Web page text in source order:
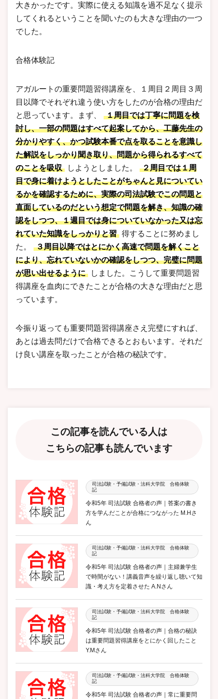
大きかったです。実際に使える知識を過不足なく提示
してくれるということを聞いたのも大きな理由の一つ
でした。
合格体験記
アガルートの重要問題習得講座を、１周目２周目３周
目以降でそれぞれ違う使い方をしたのが合格の理由だ
と思っています。まず、
１周目では丁寧に問題を検
討し、一部の問題はすべて起案してから、工藤先生の
分かりやすく、かつ試験本番で点を取ることを意識し
た解説をしっかり聞き取り、問題から得られるすべて
のことを吸収
しようとしました。
２周目では１周
目で身に着けようとしたことがちゃんと見についてい
るかを確認するために、実際の司法試験でこの問題と
直面しているのだという想定で問題を解き、知識の確
認をしつつ、１週目では身についていなかった又は忘
れていた知識をしっかりと習 得することに努めまし
た。
３周目以降ではとにかく高速で問題を解くこと
により、忘れていないかの確認をしつつ、完璧に問題
が思い出せるように
しました。こうして重要問題習
得講座を血肉にできたことが合格の大きな理由だと思
っています。
今振り返っても重要問題習得講座さえ完璧にすれば、
あとは過去問だけで合格できるとおもいます。それだ
け良い講座を取ったことが合格の秘訣です。
この記事を読んでいる人は
こちらの記事も読んでいます
司法試験・予備試験・法科大学院 合格体験
記
令和5年 司法試験 合格者の声｜答案の書き
方を学んだことが合格につながった M.Hさ
ん
司法試験・予備試験・法科大学院 合格体験
記
令和5年 司法試験 合格者の声｜主婦兼学生
で時間がない！講義音声を繰り返し聴いて知
識・考え方を定着させた A.Nさん
司法試験・予備試験・法科大学院 合格体験
記
令和5年 司法試験 合格者の声｜合格の秘訣
は重要問題習得講座をとにかく回したこと
Y.Mさん
司法試験・予備試験・法科大学院 合格体験
記
令和5年 司法試験 合格者の声｜常に重要問